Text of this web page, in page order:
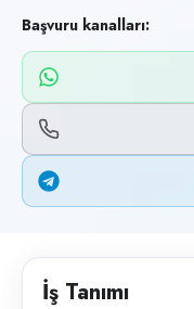
Son geçerlilik
12 Ekim 2026
Başvuru kanalları
WhatsApp, Telegram,
İlan açıklaması
Erikli Hotel , Edirne Keşan
Başvuru kanalları:
İş Tanımı